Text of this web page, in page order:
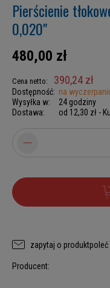
Pierścienie
0,020"
480,00 zł
Cena netto: 390,24 zł
Dostępność: na
Wysyłka w:
24 godziny
Dostawa:
od 12,30 zł -
zapytaj o produktpoleć
Producent: